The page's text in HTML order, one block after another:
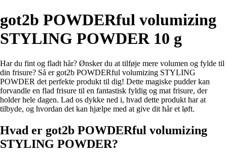
got2b POWDERful volumizing
STYLING POWDER 10 g
Har du fint og fladt hår? Ønsker du at tilføje mere volumen og fylde til
din frisure? Så er got2b POWDERful volumizing STYLING
POWDER det perfekte produkt til dig! Dette magiske pudder kan
forvandle en flad frisure til en fantastisk fyldig og mat frisure, der
holder hele dagen. Lad os dykke ned i, hvad dette produkt har at
tilbyde, og hvordan det kan hjælpe med at give dit hår et løft.
Hvad er got2b POWDERful volumizing
STYLING POWDER?